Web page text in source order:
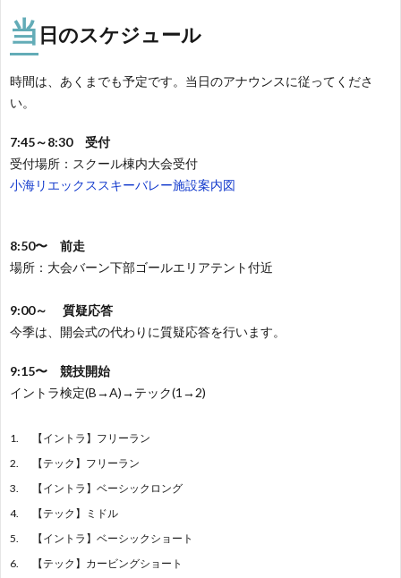
当 日のスケジュール
時間は、あくまでも予定です。当日のアナウンスに従ってくださ
い。
7:45～8:30 受付
受付場所：スクール棟内大会受付
小海リエックススキーバレー施設案内図
8:50〜 前走
場所：大会バーン下部ゴールエリアテント付近
9:00～ 質疑応答
今季は、開会式の代わりに質疑応答を行います。
9:15〜 競技開始
イントラ検定(B→A)→テック(1→2)
【イントラ】フリーラン
【テック】フリーラン
【イントラ】ベーシックロング
【テック】ミドル
【イントラ】ベーシックショート
【テック】カービングショート